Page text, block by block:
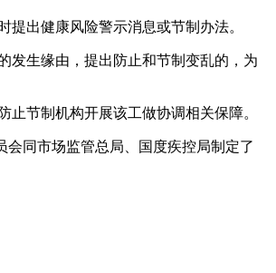
出健康风险警示消息或节制办法。
生缘由，提出防止和节制变乱的，为
节制机构开展该工做协调相关保障。
同市场监管总局、国度疾控局制定了